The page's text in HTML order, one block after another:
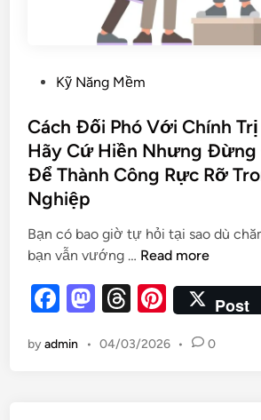
Kỹ Năng Mềm
Cách Đối Phó Với Chính
Hãy Cứ Hiền Nhưng Đừng
Để Thành Công Rực Rỡ
Nghiệp
Bạn có bao giờ tự hỏi tại sao dù
bạn vẫn vướng … Read more
F
c
M
to
T
e
Pi
er
Post
byadmin • 04/03/2026 • 0